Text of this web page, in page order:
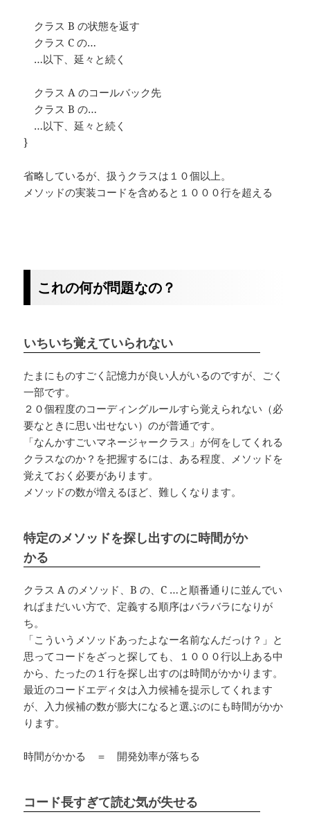
クラス B の状態を返す
クラス C の…
…以下、延々と続く
クラス A のコールバック先
クラス B の…
…以下、延々と続く
}
省略しているが、扱うクラスは１０個以上。
メソッドの実装コードを含めると１０００行を超える
これの何が問題なの？
いちいち覚えていられない
たまにものすごく記憶力が良い人がいるのですが、ごく
一部です。
２０個程度のコーディングルールすら覚えられない（必
要なときに思い出せない）のが普通です。
「なんかすごいマネージャークラス」が何をしてくれる
クラスなのか？を把握するには、ある程度、メソッドを
覚えておく必要があります。
メソッドの数が増えるほど、難しくなります。
特定のメソッドを探し出すのに時間がか
かる
クラス A のメソッド、B の、C …と順番通りに並んでい
ればまだいい方で、定義する順序はバラバラになりが
ち。
「こういうメソッドあったよなー名前なんだっけ？」と
思ってコードをざっと探しても、１０００行以上ある中
から、たったの１行を探し出すのは時間がかかります。
最近のコードエディタは入力候補を提示してくれます
が、入力候補の数が膨大になると選ぶのにも時間がかか
ります。
時間がかかる ＝ 開発効率が落ちる
コード長すぎて読む気が失せる